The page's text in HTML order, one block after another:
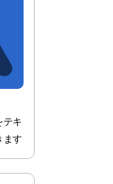
テキ
ます